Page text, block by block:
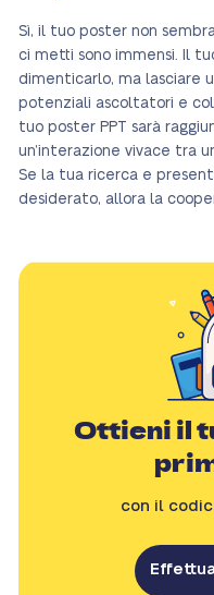
Sì, il tuo poster non
ci metti sono immensi. Il
dimenticarlo, ma lasciare
potenziali ascoltatori e
tuo poster PPT sarà
un’interazione vivace tra
Se la tua ricerca e
desiderato, allora la
Ottieni il
con il